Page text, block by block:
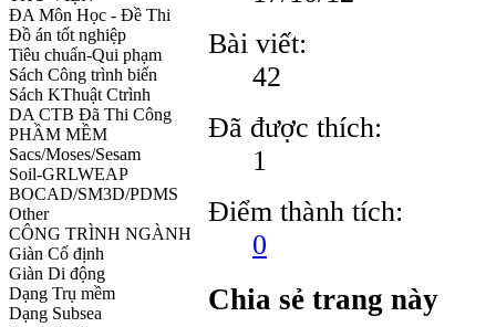
ĐA Môn Học - Đề Thi
Đồ án tốt nghiệp
Tiêu chuẩn-Qui phạm
Sách Công trình biển
Sách KThuật Ctrình
DA CTB Đã Thi Công
PHẦM MỀM
Sacs/Moses/Sesam
Soil-GRLWEAP
BOCAD/SM3D/PDMS
Other
CÔNG TRÌNH NGÀNH
Giàn Cố định
Giàn Di động
Dạng Trụ mềm
Dạng Subsea
Bài viết:
42
Đã được thích:
1
Điểm thành tích:
0
Chia sẻ trang này